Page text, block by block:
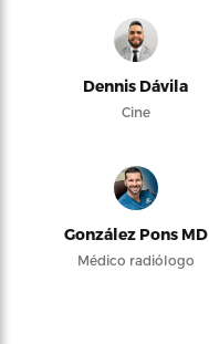
Dennis Dávila
Cine
González Pons MD
Médico radiólogo